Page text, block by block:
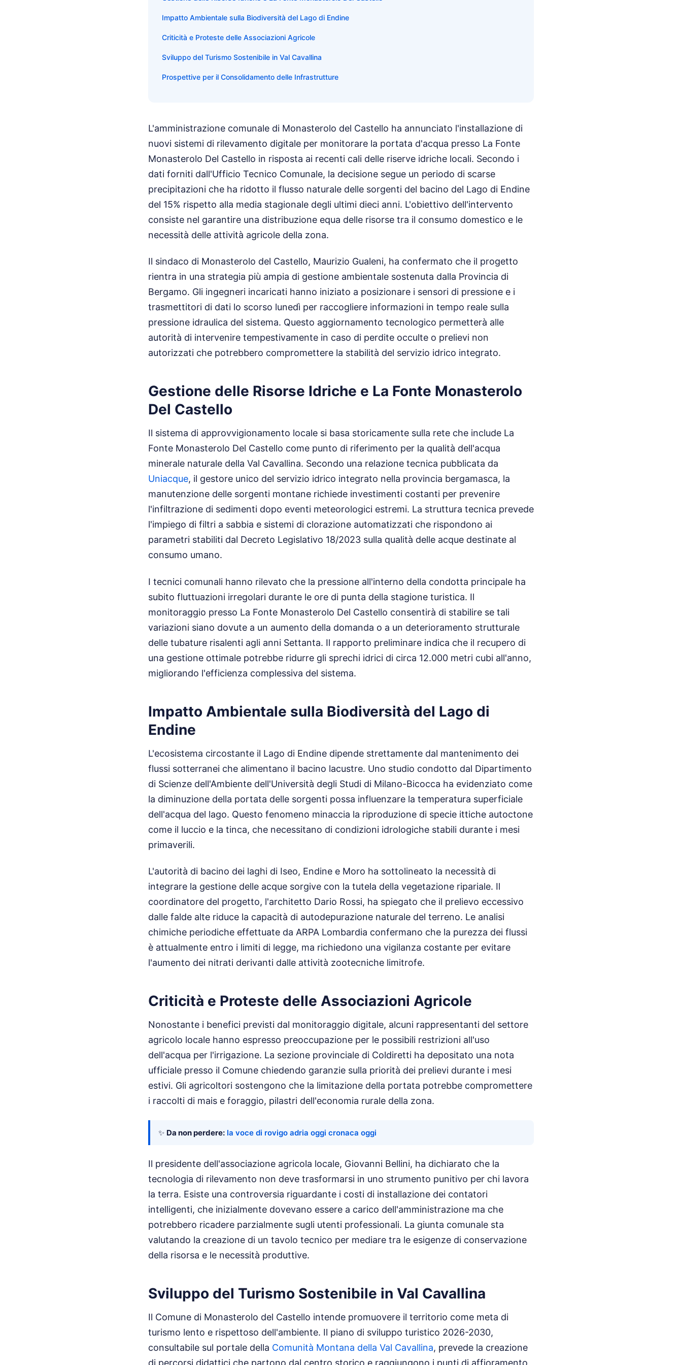
Impatto Ambientale sulla Biodiversità del Lago di Endine
Criticità e Proteste delle Associazioni Agricole
Sviluppo del Turismo Sostenibile in Val Cavallina
Prospettive per il Consolidamento delle Infrastrutture
L'amministrazione comunale di Monasterolo del Castello ha annunciato l'installazione di
nuovi sistemi di rilevamento digitale per monitorare la portata d'acqua presso La Fonte
Monasterolo Del Castello in risposta ai recenti cali delle riserve idriche locali. Secondo i
dati forniti dall'Ufficio Tecnico Comunale, la decisione segue un periodo di scarse
precipitazioni che ha ridotto il flusso naturale delle sorgenti del bacino del Lago di Endine
del 15% rispetto alla media stagionale degli ultimi dieci anni. L'obiettivo dell'intervento
consiste nel garantire una distribuzione equa delle risorse tra il consumo domestico e le
necessità delle attività agricole della zona.
Il sindaco di Monasterolo del Castello, Maurizio Gualeni, ha confermato che il progetto
rientra in una strategia più ampia di gestione ambientale sostenuta dalla Provincia di
Bergamo. Gli ingegneri incaricati hanno iniziato a posizionare i sensori di pressione e i
trasmettitori di dati lo scorso lunedì per raccogliere informazioni in tempo reale sulla
pressione idraulica del sistema. Questo aggiornamento tecnologico permetterà alle
autorità di intervenire tempestivamente in caso di perdite occulte o prelievi non
autorizzati che potrebbero compromettere la stabilità del servizio idrico integrato.
Gestione delle Risorse Idriche e La Fonte Monasterolo
Del Castello
Il sistema di approvvigionamento locale si basa storicamente sulla rete che include La
Fonte Monasterolo Del Castello come punto di riferimento per la qualità dell'acqua
minerale naturale della Val Cavallina. Secondo una relazione tecnica pubblicata da
Uniacque, il gestore unico del servizio idrico integrato nella provincia bergamasca, la
manutenzione delle sorgenti montane richiede investimenti costanti per prevenire
l'infiltrazione di sedimenti dopo eventi meteorologici estremi. La struttura tecnica prevede
l'impiego di filtri a sabbia e sistemi di clorazione automatizzati che rispondono ai
parametri stabiliti dal Decreto Legislativo 18/2023 sulla qualità delle acque destinate al
consumo umano.
I tecnici comunali hanno rilevato che la pressione all'interno della condotta principale ha
subito fluttuazioni irregolari durante le ore di punta della stagione turistica. Il
monitoraggio presso La Fonte Monasterolo Del Castello consentirà di stabilire se tali
variazioni siano dovute a un aumento della domanda o a un deterioramento strutturale
delle tubature risalenti agli anni Settanta. Il rapporto preliminare indica che il recupero di
una gestione ottimale potrebbe ridurre gli sprechi idrici di circa 12.000 metri cubi all'anno,
migliorando l'efficienza complessiva del sistema.
Impatto Ambientale sulla Biodiversità del Lago di
Endine
L'ecosistema circostante il Lago di Endine dipende strettamente dal mantenimento dei
flussi sotterranei che alimentano il bacino lacustre. Uno studio condotto dal Dipartimento
di Scienze dell'Ambiente dell'Università degli Studi di Milano-Bicocca ha evidenziato come
la diminuzione della portata delle sorgenti possa influenzare la temperatura superficiale
dell'acqua del lago. Questo fenomeno minaccia la riproduzione di specie ittiche autoctone
come il luccio e la tinca, che necessitano di condizioni idrologiche stabili durante i mesi
primaverili.
L'autorità di bacino dei laghi di Iseo, Endine e Moro ha sottolineato la necessità di
integrare la gestione delle acque sorgive con la tutela della vegetazione ripariale. Il
coordinatore del progetto, l'architetto Dario Rossi, ha spiegato che il prelievo eccessivo
dalle falde alte riduce la capacità di autodepurazione naturale del terreno. Le analisi
chimiche periodiche effettuate da ARPA Lombardia confermano che la purezza dei flussi
è attualmente entro i limiti di legge, ma richiedono una vigilanza costante per evitare
l'aumento dei nitrati derivanti dalle attività zootecniche limitrofe.
Criticità e Proteste delle Associazioni Agricole
Nonostante i benefici previsti dal monitoraggio digitale, alcuni rappresentanti del settore
agricolo locale hanno espresso preoccupazione per le possibili restrizioni all'uso
dell'acqua per l'irrigazione. La sezione provinciale di Coldiretti ha depositato una nota
ufficiale presso il Comune chiedendo garanzie sulla priorità dei prelievi durante i mesi
estivi. Gli agricoltori sostengono che la limitazione della portata potrebbe compromettere
i raccolti di mais e foraggio, pilastri dell'economia rurale della zona.
✨ Da non perdere: la voce di rovigo adria oggi cronaca oggi
Il presidente dell'associazione agricola locale, Giovanni Bellini, ha dichiarato che la
tecnologia di rilevamento non deve trasformarsi in uno strumento punitivo per chi lavora
la terra. Esiste una controversia riguardante i costi di installazione dei contatori
intelligenti, che inizialmente dovevano essere a carico dell'amministrazione ma che
potrebbero ricadere parzialmente sugli utenti professionali. La giunta comunale sta
valutando la creazione di un tavolo tecnico per mediare tra le esigenze di conservazione
della risorsa e le necessità produttive.
Sviluppo del Turismo Sostenibile in Val Cavallina
Il Comune di Monasterolo del Castello intende promuovere il territorio come meta di
turismo lento e rispettoso dell'ambiente. Il piano di sviluppo turistico 2026-2030,
consultabile sul portale della Comunità Montana della Val Cavallina, prevede la creazione
di percorsi didattici che partono dal centro storico e raggiungono i punti di affioramento